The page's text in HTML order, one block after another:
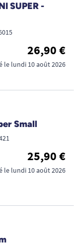
SUPER -
26,90 €
le lundi 10 août 2026
Small
25,90 €
le lundi 10 août 2026